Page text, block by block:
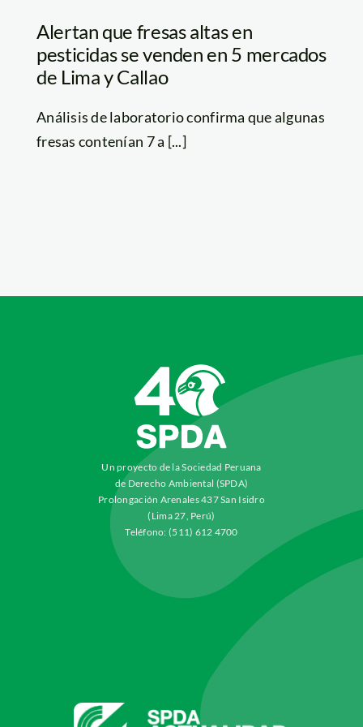
Alertan que fresas altas en
pesticidas se venden en 5 mercados
de Lima y Callao
Análisis de laboratorio confirma que algunas
fresas contenían 7 a [...]
Un proyecto de la Sociedad Peruana
de Derecho Ambiental (SPDA)
Prolongación Arenales 437 San Isidro
(Lima 27, Perú)
Teléfono: (511) 612 4700